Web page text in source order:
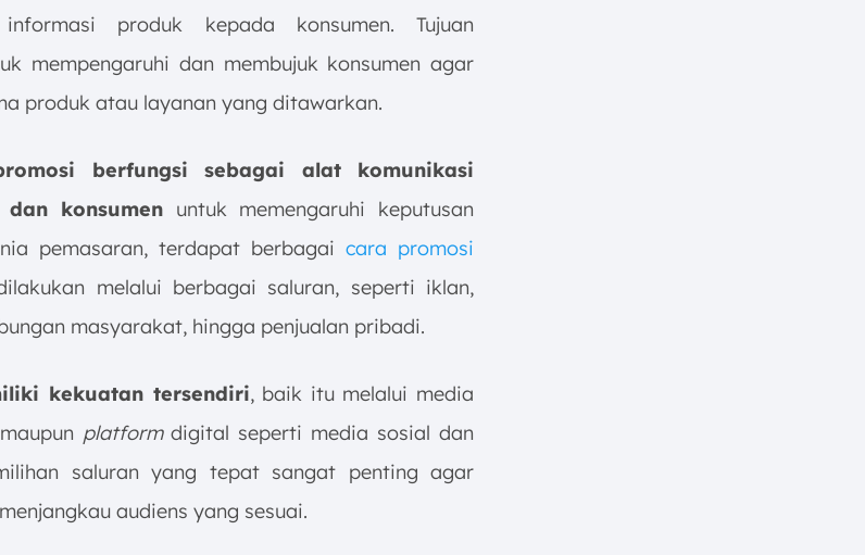
informasi produk kepada konsumen. Tujuan
mempengaruhi dan membujuk konsumen agar
produk atau layanan yang ditawarkan.
berfungsi sebagai alat komunikasi
dan konsumen untuk memengaruhi keputusan
pemasaran, terdapat berbagai cara promosi
melalui berbagai saluran, seperti iklan,
masyarakat, hingga penjualan pribadi.
kekuatan tersendiri, baik itu melalui media
platformdigital seperti media sosial dan
saluran yang tepat sangat penting agar
audiens yang sesuai.